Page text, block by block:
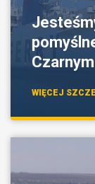
Czarnym
WIĘCEJ